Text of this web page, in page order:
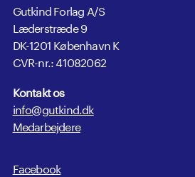
Gutkind Forlag A/S
Læderstræde 9
DK-1201 København K
CVR-nr.: 41082062
Kontakt os
info@gutkind.dk
Medarbejdere
Facebook